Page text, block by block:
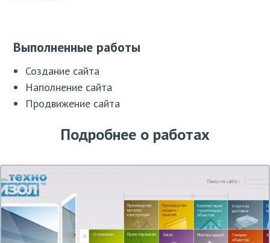
Выполненные работы
Создание сайта
Наполнение сайта
Продвижение сайта
Подробнее о работах